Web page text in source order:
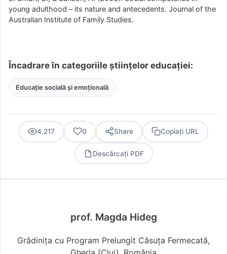
young adulthood – its nature and antecedents. Journal of the
Australian Institute of Family Studies.
Încadrare în categoriile științelor educației:
Educație socială și emoțională
4.217 0 Share Copiați URL
Descărcați PDF
prof. Magda Hideg
Grădinița cu Program Prelungit Căsuța Fermecată,